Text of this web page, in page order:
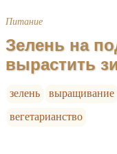
Питание
Зелень на
вырастить
зелень выращивание
вегетарианство